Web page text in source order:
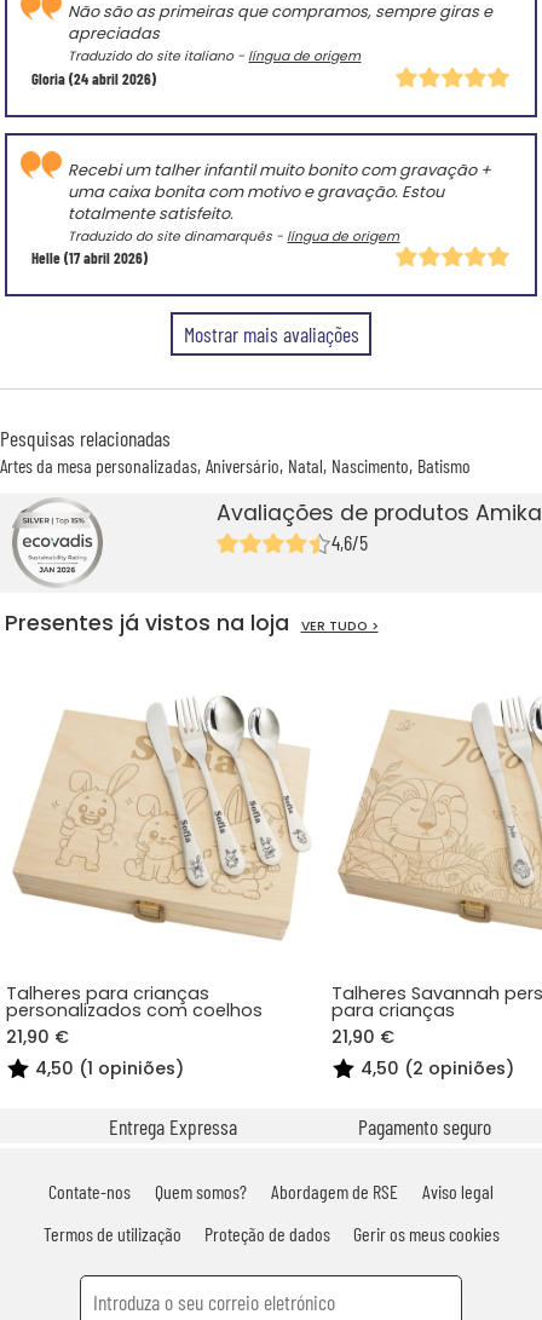
Gloria(24 abril 2026)
Não são as primeiras que compramos, sempre giras e
apreciadas
Traduzido do site italiano - língua de origem
Helle(17 abril 2026)
Recebi um talher infantil muito bonito com gravação +
uma caixa bonita com motivo e gravação. Estou
totalmente satisfeito.
Traduzido do site dinamarquês - língua de origem
Mostrar mais avaliações
Pesquisas relacionadas
Artes da mesa personalizadas Aniversário Natal Nascimento Batismo
Avaliações de produtos
4,6/5
Presentes já vistos na loja VER TUDO >
Talheres para crianças
personalizados com coelhos
21,90 €
4,50 (1 opiniões)
Talheres Savannah
para crianças
21,90 €
4,50 (2 opiniões)
Entrega Expressa Pagamento seguro
Contate-nos Quem somos? Abordagem de RSE
Aviso legal
Termos de utilização
Proteção de dados Gerir os meus cookies